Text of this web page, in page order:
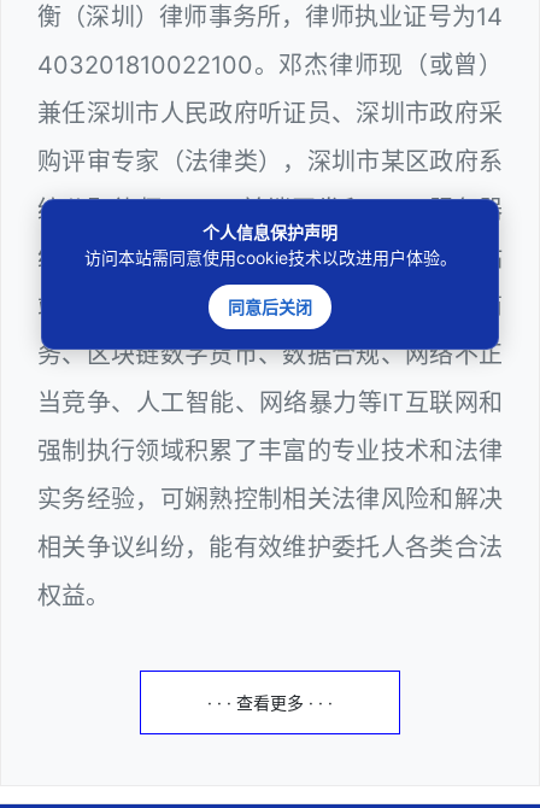
衡（深圳）律师事务所，律师执业证号为14
403201810022100。邓杰律师现（或曾）
兼任深圳市人民政府听证员、深圳市政府采
购评审专家（法律类），深圳市某区政府系
统公职律师、WEB前端开发和 WEB服务器
维护工程师、计算机信息网络安全员和网站
站长多年，在软件程序、网络游戏、电子商
务、区块链数字货币、数据合规、网络不正
当竞争、人工智能、网络暴力等IT互联网和
强制执行领域积累了丰富的专业技术和法律
实务经验，可娴熟控制相关法律风险和解决
相关争议纠纷，能有效维护委托人各类合法
权益。
· · · 查看更多 · · ·
个人信息保护声明
访问本站需同意使用cookie技术以改进用户体验。
同意后关闭